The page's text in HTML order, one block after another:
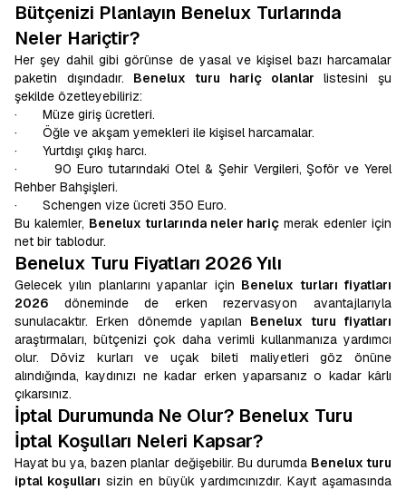
Bütçenizi Planlayın Benelux Turlarında
Neler Hariçtir?
Her şey dahil gibi görünse de yasal ve kişisel bazı harcamalar
paketin dışındadır. Benelux turu hariç olanlar listesini şu
şekilde özetleyebiliriz:
· Müze giriş ücretleri.
· Öğle ve akşam yemekleri ile kişisel harcamalar.
· Yurtdışı çıkış harcı.
· 90 Euro tutarındaki Otel & Şehir Vergileri, Şoför ve Yerel
Rehber Bahşişleri.
· Schengen vize ücreti 350 Euro.
Bu kalemler, Benelux turlarında neler hariç merak edenler için
net bir tablodur.
Benelux Turu Fiyatları 2026 Yılı
Gelecek yılın planlarını yapanlar için Benelux turları fiyatları
2026 döneminde de erken rezervasyon avantajlarıyla
sunulacaktır. Erken dönemde yapılan Benelux turu fiyatları
araştırmaları, bütçenizi çok daha verimli kullanmanıza yardımcı
olur. Döviz kurları ve uçak bileti maliyetleri göz önüne
alındığında, kaydınızı ne kadar erken yaparsanız o kadar kârlı
çıkarsınız.
İptal Durumunda Ne Olur? Benelux Turu
İptal Koşulları Neleri Kapsar?
Hayat bu ya, bazen planlar değişebilir. Bu durumda Benelux turu
iptal koşulları sizin en büyük yardımcınızdır. Kayıt aşamasında